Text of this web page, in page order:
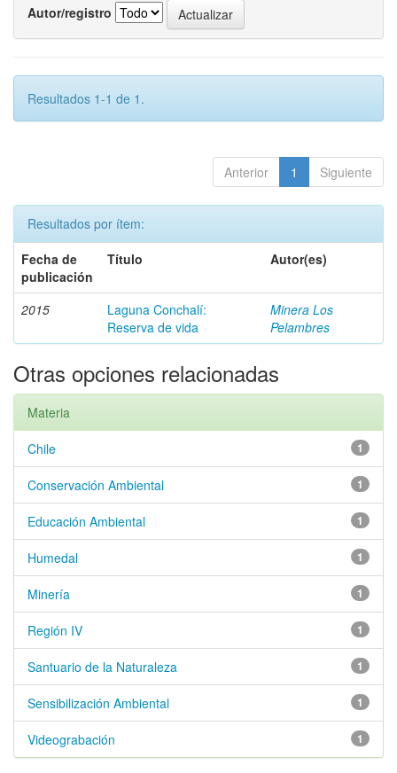
Autor/registro
Resultados 1-1 de 1.
Anterior 1 Siguiente
Resultados por ítem:
Fecha de
publicación
Título Autor(es)
2015
Laguna Conchalí:
Reserva de vida
Minera Los
Pelambres
Otras opciones relacionadas
Materia
1
Chile
1
Conservación Ambiental
1
Educación Ambiental
1
Humedal
1
Minería
1
Región IV
1
Santuario de la Naturaleza
1
Sensibilización Ambiental
1
Videograbación